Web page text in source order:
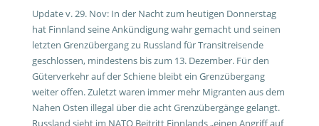
Update v. 29. Nov: In der Nacht zum heutigen Donnerstag
hat Finnland seine Ankündigung wahr gemacht und seinen
letzten Grenzübergang zu Russland für Transitreisende
geschlossen, mindestens bis zum 13. Dezember. Für den
Güterverkehr auf der Schiene bleibt ein Grenzübergang
weiter offen. Zuletzt waren immer mehr Migranten aus dem
Nahen Osten illegal über die acht Grenzübergänge gelangt.
Russland sieht im NATO Beitritt Finnlands „einen Angriff auf